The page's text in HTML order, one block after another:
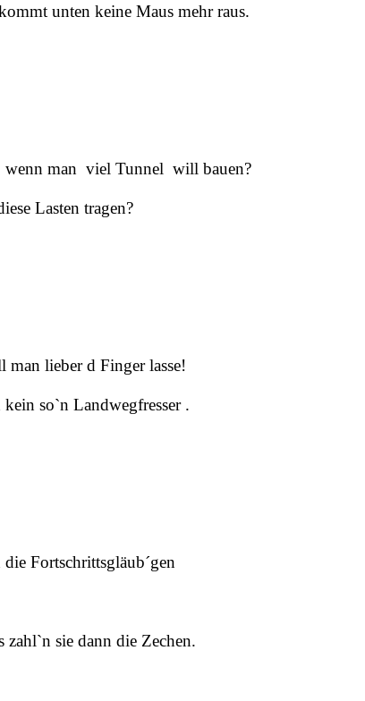
unten keine Maus mehr raus.
wenn man viel Tunnel will bauen?
Lasten tragen?
man lieber d Finger lasse!
kein so`n Landwegfresser .
Fortschrittsgläub´gen
sie dann die Zechen.